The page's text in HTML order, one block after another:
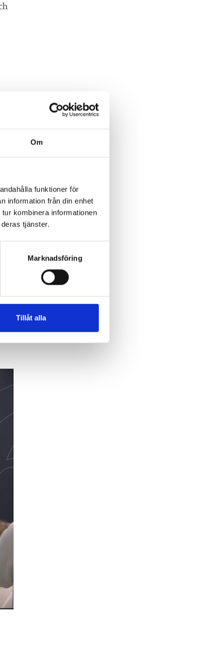
Om
funktioner för
information från din enhet
kombinera informationen
tjänster.
Marknadsföring
Tillåt alla